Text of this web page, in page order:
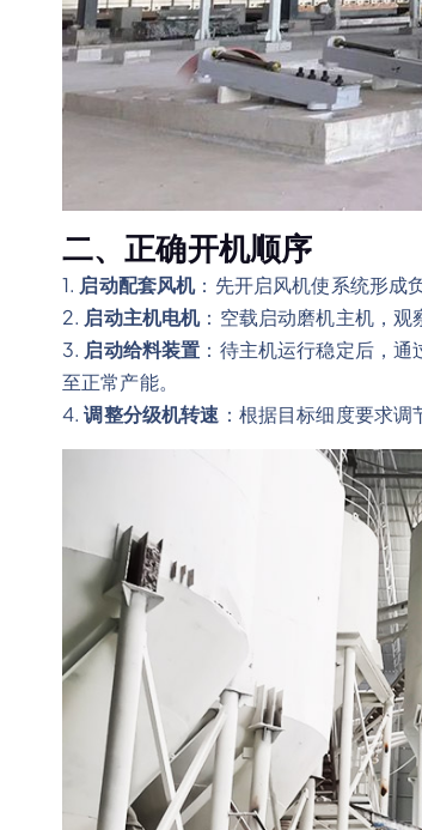
二、正确开机顺序
1. 启动配套风机：先开启风机使系统形成
2. 启动主机电机：空载启动磨机主机，观
3. 启动给料装置 ：待主机运行稳定后，
至正常产能。
4.调整分级机转速 ：根据目标细度要求